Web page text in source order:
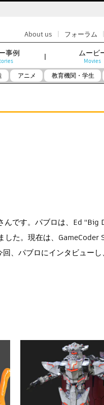
About us | フォーラム |
事例 ムービ
Movies
アニメ 教育機関・学生
です。パブロは、Ed
た。現在は、
、パブロにインタビュー